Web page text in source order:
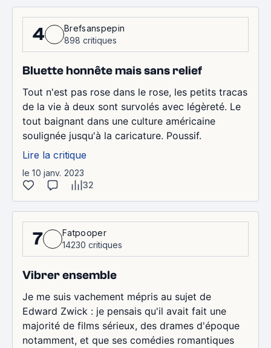
4
Brefsanspepin
898 critiques
Bluette honnête mais sans relief
Tout n'est pas rose dans le rose, les petits tracas
de la vie à deux sont survolés avec légèreté. Le
tout baignant dans une culture américaine
soulignée jusqu'à la caricature. Poussif.
Lire la critique
le 10 janv. 2023
32
7
Fatpooper
14230 critiques
Vibrer ensemble
Je me suis vachement mépris au sujet de
Edward Zwick : je pensais qu'il avait fait une
majorité de films sérieux, des drames d'époque
notamment, et que ses comédies romantiques